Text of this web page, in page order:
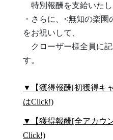
特別報酬を支給いたし
・さらに、<無知の楽
をお祝いして、
クローザー様全員に記
す。
▼【獲得報酬[初獲得キ
はClick!)
▼【獲得報酬[全アカウ
Click!)